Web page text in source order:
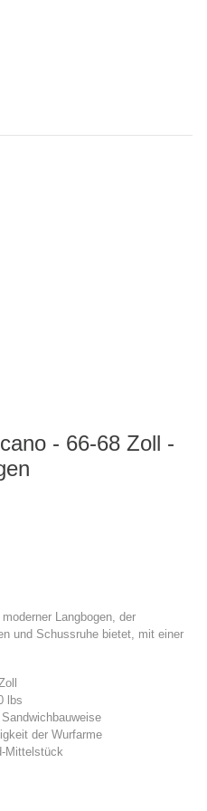
- 66-68 Zoll -
Langbogen, der
und Schussruhe bietet, mit einer
lbs
der Wurfarme
-Mittelstück